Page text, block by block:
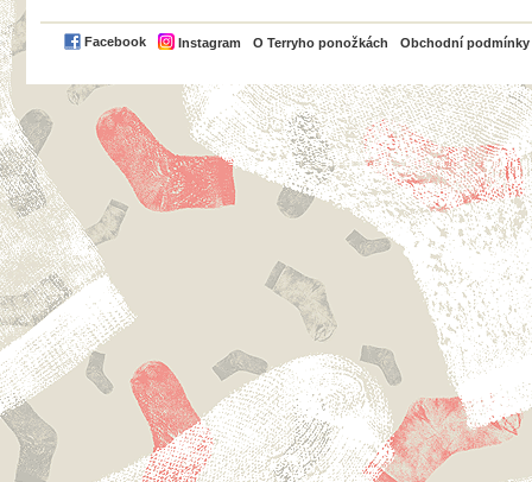
Facebook Instagram O Terryho ponožkách Obchodní podmínky
PayPal